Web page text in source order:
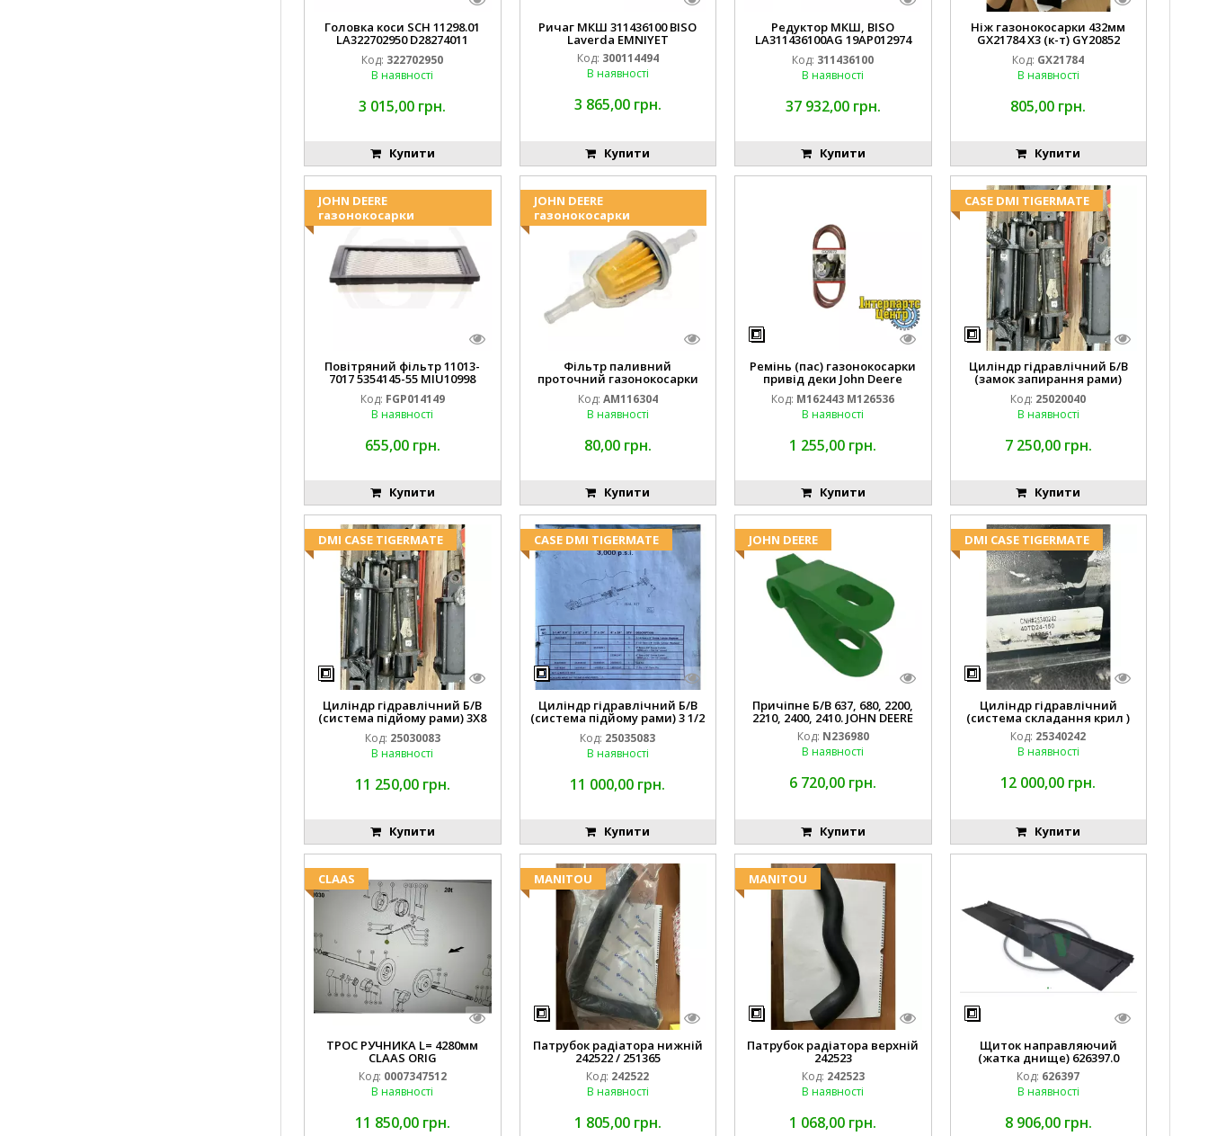
Головка коси SCH 11298.01
LA322702950 D28274011
EMNIYET
Код: 322702950
В наявності
3 015,00 грн.
Купити
Ричаг МКШ 311436100 BISO
Laverda EMNIYET
Код: 300114494
В наявності
3 865,00 грн.
Купити
Редуктор МКШ, BISO
LA311436100AG 19AP012974
Laverda EMNIYET
Код: 311436100
В наявності
37 932,00 грн.
Купити
Ніж газонокосарки 432мм
GX21784 X3 (к-т) GY20852
AM137757 AM141035
Код: GX21784
В наявності
805,00 грн.
Купити
JOHN DEERE
газонокосарки
Повітряний фільтр 11013-
7017 5354145-55 MIU10998
FGP014149
Код: FGP014149
В наявності
655,00 грн.
Купити
JOHN DEERE
газонокосарки
Фільтр паливний
проточний газонокосарки
JOHN DEERE AM116304 GY20709
Код: AM116304
В наявності
80,00 грн.
Купити
Ремінь (пас) газонокосарки
привід деки John Deere
M162443 M126536
Код: M162443 M126536
В наявності
1 255,00 грн.
Купити
CASE DMI TIGERMATE
Циліндр гідравлічний Б/В
(замок запирання рами)
2''X4'' 25320040
Код: 25020040
В наявності
7 250,00 грн.
Купити
DMI CASE TIGERMATE
Циліндр гідравлічний Б/В
(система підйому рами) 3X8
87423768
Код: 25030083
В наявності
11 250,00 грн.
Купити
CASE DMI TIGERMATE
Циліндр гідравлічний Б/В
(система підйому рами) 3 1/2
84255910
Код: 25035083
В наявності
11 000,00 грн.
Купити
JOHN DEERE
Причіпне Б/В 637, 680, 2200,
2210, 2400, 2410. JOHN DEERE
Код: N236980
В наявності
6 720,00 грн.
Купити
DMI CASE TIGERMATE
Циліндр гідравлічний
(система складання крил )
Код: 25340242
В наявності
12 000,00 грн.
Купити
CLAAS
ТРОС РУЧНИКА L= 4280мм
CLAAS ORIG
Код: 0007347512
В наявності
11 850,00 грн.
MANITOU
Патрубок радіатора нижній
242522 / 251365
Код: 242522
В наявності
1 805,00 грн.
MANITOU
Патрубок радіатора верхній
242523
Код: 242523
В наявності
1 068,00 грн.
Щиток направляючий
(жатка днище) 626397.0
Код: 626397
В наявності
8 906,00 грн.